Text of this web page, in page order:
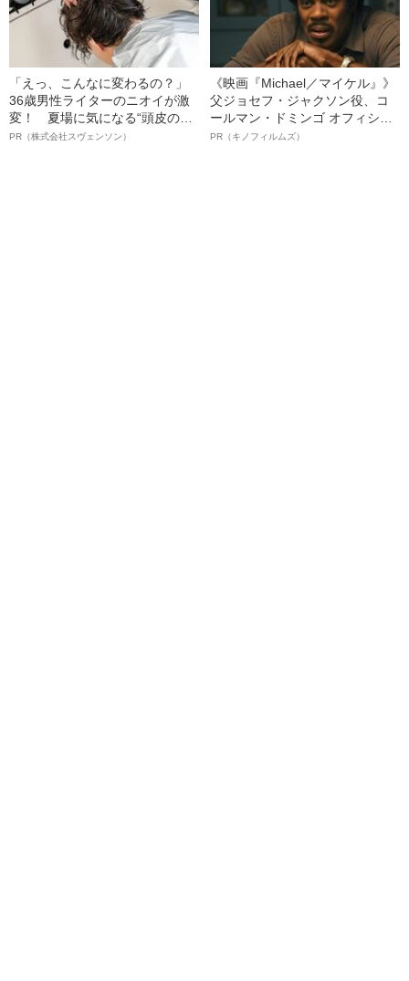
「えっ、こんなに変わるの？」
36歳男性ライターのニオイが激
変！ 夏場に気になる“頭皮のニ
オイ”や“ベタつき”を解消す
PR（株式会社スヴェンソン）
《映画『Michael／マイケル』》
父ジョセフ・ジャクソン役、コ
ールマン・ドミンゴ オフィシャ
ルインタビュー“観客を魅了した
PR（キノフィルムズ）